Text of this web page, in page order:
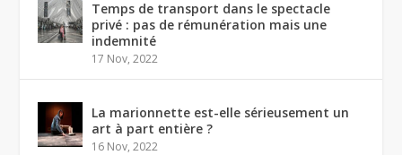
Temps de transport dans le spectacle
privé : pas de rémunération mais une
indemnité
17 Nov, 2022
La marionnette est-elle sérieusement un
art à part entière ?
16 Nov, 2022